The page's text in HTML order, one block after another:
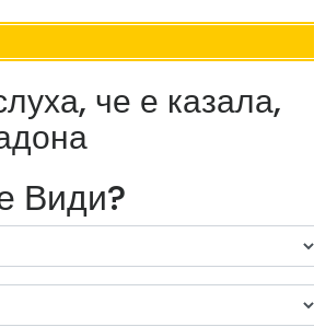
че е казала,
Види?